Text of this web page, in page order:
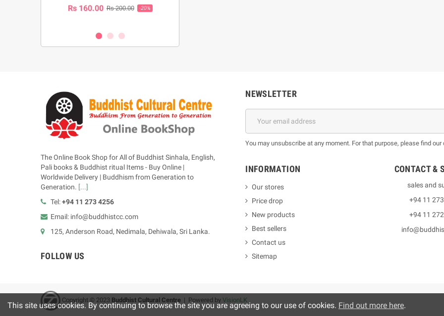
Rs 160.00 Rs 200.00 -20%
The Online Book Shop for All of Buddhist Sinhala, English,
Pali books & Buddhist ritual Items - Buy Online |
Worldwide Delivery | Buddhism from Generation to
Generation. [...]
Tel:+94 11 273 4256
Email: info@buddhistcc.com
125, Anderson Road, Nedimala, Dehiwala, Sri Lanka.
FOLLOW US
NEWSLETTER
You may unsubscribe at any moment. For that purpose, please find
INFORMATION
Our stores
Price drop
New products
Best sellers
Contact us
Sitemap
CONTACT &
sales and
+94 11
+94 11
Copyright © 2023 Buddhist Cultural Centre | Powered by VisionLK
This site uses cookies. By continuing to browse the site you are agreeing to our use of cookies. Find out more here.